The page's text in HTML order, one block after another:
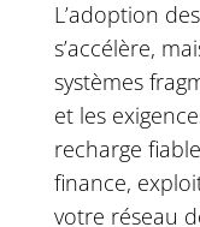
L’adoption
s’accélère,
systèmes
et les
recharge
finance,
votre réseau